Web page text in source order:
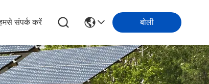
संपर्क करें बोली